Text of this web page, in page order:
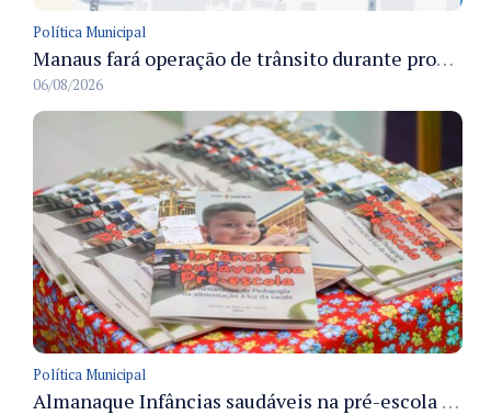
Política Municipal
Manaus fará operação de trânsito durante procissão do Círio das Crianças e Jovens para preservar a fluidez viária
06/08/2026
Política Municipal
Almanaque Infâncias saudáveis na pré-escola é lançado pela Semed para apoiar hábitos alimentares na rede municipal